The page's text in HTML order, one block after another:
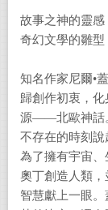
故事之神的靈感
奇幻文學的雛型
知名作家尼爾•
歸創作初衷，
源――北歐神話
不存在的時刻
為了擁有宇宙、
奧丁創造人類
智慧獻上一眼